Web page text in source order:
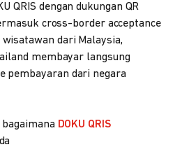
QRIS dengan dukungan QR
cross-border acceptance
dari Malaysia,
membayar langsung
pembayaran dari negara
DOKU QRIS